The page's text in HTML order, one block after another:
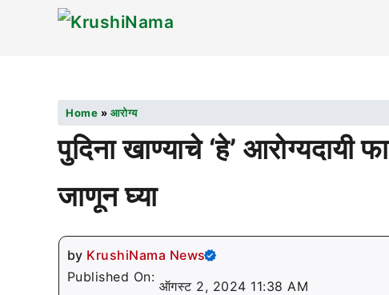
Home » आरोग्य
पुदिना खाण्याचे ‘हे’ आरोग्यदायी
जाणून घ्या
by KrushiNama News
Published On:
ऑगस्ट 2, 2024 11:38 AM